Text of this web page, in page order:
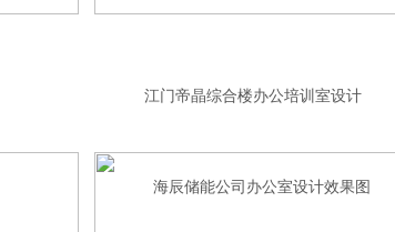
江门帝晶综合楼办公培训室设计